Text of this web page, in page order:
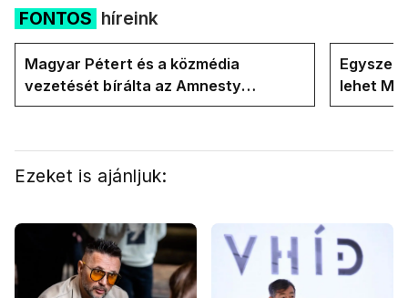
FONTOS híreink
Magyar Pétert és a közmédia
vezetését bírálta az Amnesty
International a Klubrádióban
lehet
Ezeket is ajánljuk: